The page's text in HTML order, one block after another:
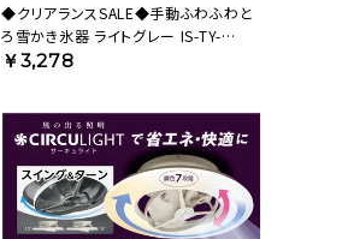
◆クリアランスSALE◆手動ふわふわと
ろ雪かき氷器 ライトグレー IS-TY-
B5GY【HO】
￥3,278